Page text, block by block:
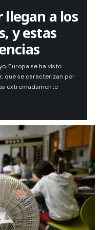
llegan a los
y estas
Europa se ha visto
que se caracterizan por
extremadamente